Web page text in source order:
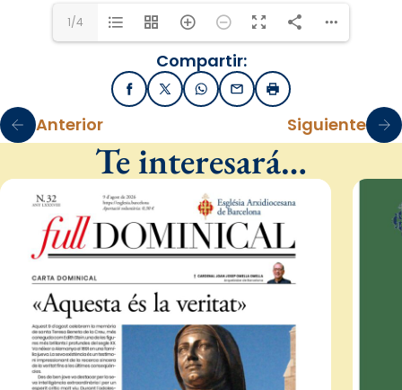
1/4
Compartir:
FacebookX / TwitterWhatsApp
EmailImprimir
Anterior Siguiente
Te interesará…